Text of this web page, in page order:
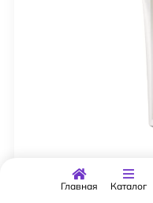
Kydra Creme
Hair color treatment
Главная Каталог